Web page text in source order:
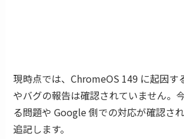
現時点では、ChromeOS 149 に起因す
やバグの報告は確認されていません。
る問題や Google 側での対応が確認さ
追記します。